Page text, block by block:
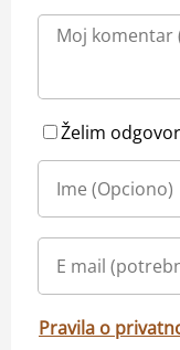
Želim
Pravila o